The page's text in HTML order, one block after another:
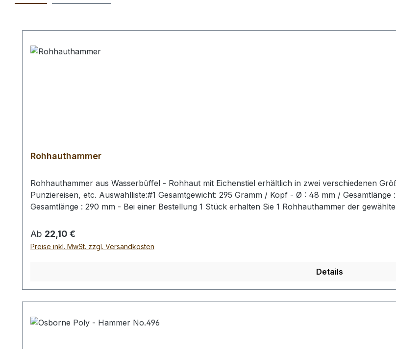
Rohhauthammer
Rohhauthammer aus Wasserbüffel - Rohhaut mit Eichenstiel erhältlich in zwei verschiedenen
Punziereisen, etc. Auswahlliste:#1 Gesamtgewicht: 295 Gramm / Kopf - Ø : 48 mm /
Gesamtlänge : 290 mm - Bei einer Bestellung 1 Stück erhalten Sie 1 Rohhauthammer der
Regulärer Preis:
Ab 22,10 €
Preise inkl. MwSt. zzgl. Versandkosten
Details